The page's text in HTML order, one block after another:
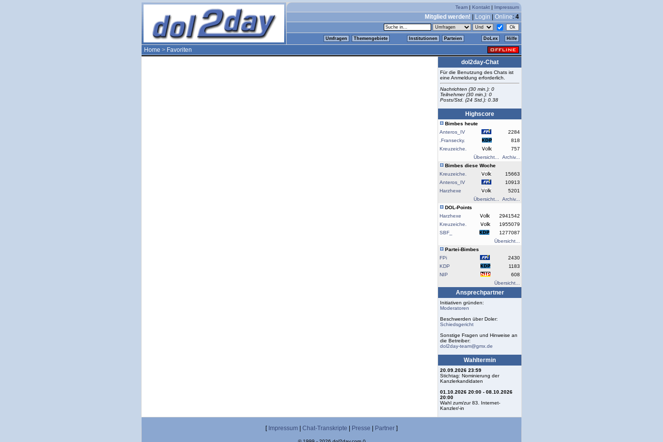
Team | Kontakt | Impressum
Mitglied werden! Login Online: 4
Umfragen Themengebiete Institutionen Parteien DoLex Hilfe
Home > Favoriten
dol2day-Chat
Für die Benutzung des Chats ist
eine Anmeldung erforderlich.
Nachrichten (30 min.): 0
Teilnehmer (30 min.): 0
Posts/Std. (24 Std.): 0.38
Highscore
Bimbes heute
Anteros_IV
2284
.Fransecky.
818
Kreuzeiche.
757
Übersicht...
Archiv...
Bimbes diese Woche
Kreuzeiche.
15663
Anteros_IV
10913
Harzhexe
5201
Übersicht...
Archiv...
DOL-Points
Harzhexe
2941542
Kreuzeiche.
1955079
SBF_
1277087
Übersicht...
Partei-Bimbes
FPi
2430
KDP
1183
NIP
608
Übersicht...
Ansprechpartner
Initiativen gründen:
Moderatoren
Beschwerden über Doler:
Schiedsgericht
Sonstige Fragen und Hinweise an
die Betreiber:
dol2day-team@gmx.de
Wahltermin
20.09.2026 23:59
Stichtag: Nominierung der
Kanzlerkandidaten
01.10.2026 20:00 - 08.10.2026
20:00
Wahl zum/zur 83. Internet-
Kanzler/-in
[ Impressum Chat-Transkripte Presse Partner ]